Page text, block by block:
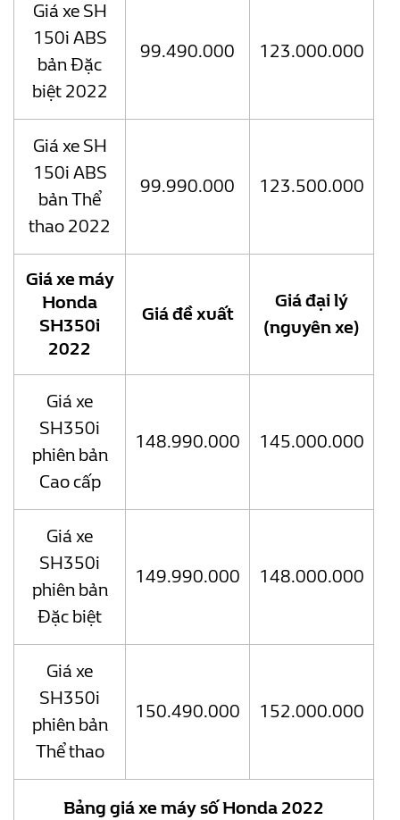
Giá xe SH
150i ABS
bản Đặc
biệt 2022
99.490.000 123.000.000
Giá xe SH
150i ABS
bản Thể
thao 2022
99.990.000 123.500.000
Giá xe máy
Honda
SH350i
2022
Giá đề xuất
Giá đại lý
(nguyên xe)
Giá xe
SH350i
phiên bản
Cao cấp
148.990.000 145.000.000
Giá xe
SH350i
phiên bản
Đặc biệt
149.990.000 148.000.000
Giá xe
SH350i
phiên bản
Thể thao
150.490.000 152.000.000
Bảng giá xe máy số Honda 2022